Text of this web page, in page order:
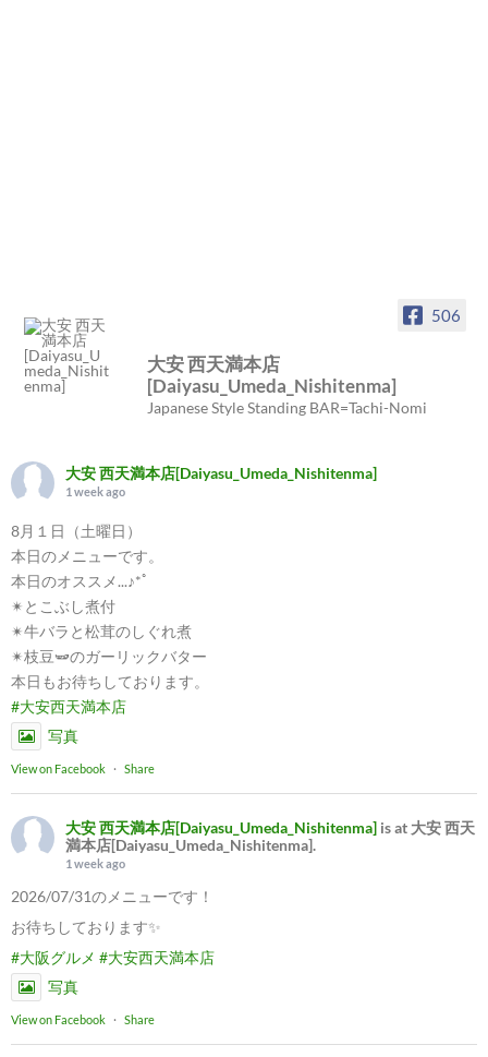
506
大安 西天満本店
[Daiyasu_Umeda_Nishitenma]
Japanese Style Standing BAR=Tachi-Nomi
大安 西天満本店[Daiyasu_Umeda_Nishitenma]
1 week ago
8月１日（土曜日）
本日のメニューです。
本日のオススメ...♪*ﾟ
✴︎とこぶし煮付
✴︎牛バラと松茸のしぐれ煮
✴︎枝豆🫛のガーリックバター
本日もお待ちしております。
#大安西天満本店
写真
View on Facebook · Share
大安 西天満本店[Daiyasu_Umeda_Nishitenma] is at 大安 西天
満本店[Daiyasu_Umeda_Nishitenma].
1 week ago
2026/07/31のメニューです！
お待ちしております✨
#大阪グルメ #大安西天満本店
写真
View on Facebook · Share